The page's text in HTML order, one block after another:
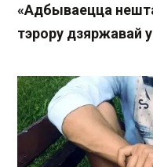
«Адбываецца
тэрору дзяржавай